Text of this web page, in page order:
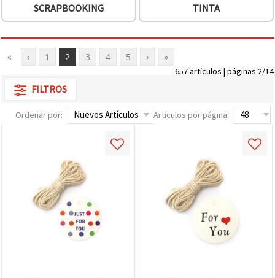
SCRAPBOOKING
TINTA
« ‹ 1 2 3 4 5 › »
657 artículos | páginas 2/14
FILTROS
Ordenar por: Artículos por página: